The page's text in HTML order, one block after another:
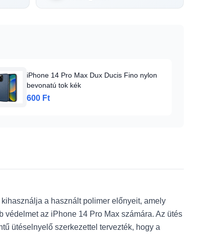
iPhone 14 Pro Max Dux Ducis Fino nylon
bevonatú tok kék
600 Ft
a használt polimer előnyeit, amely
az iPhone 14 Pro Max számára. Az ütés
ütéselnyelő szerkezettel tervezték, hogy a